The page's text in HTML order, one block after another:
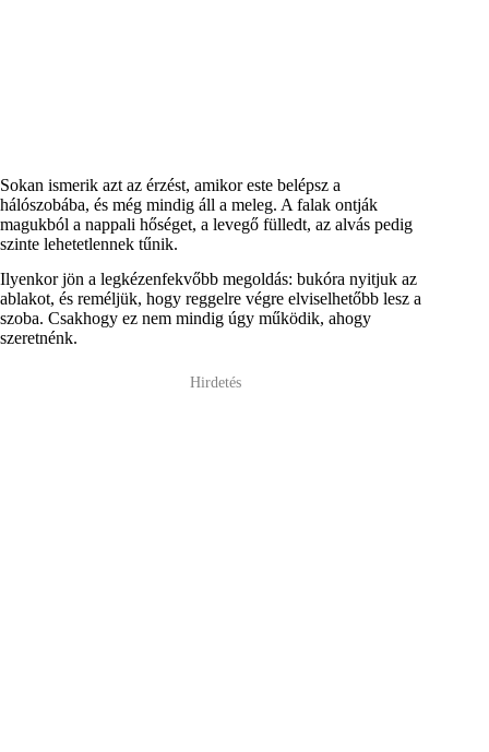
Sokan ismerik azt az érzést, amikor este belépsz a
hálószobába, és még mindig áll a meleg. A falak ontják
magukból a nappali hőséget, a levegő fülledt, az alvás pedig
szinte lehetetlennek tűnik.
Ilyenkor jön a legkézenfekvőbb megoldás: bukóra nyitjuk az
ablakot, és reméljük, hogy reggelre végre elviselhetőbb lesz a
szoba. Csakhogy ez nem mindig úgy működik, ahogy
szeretnénk.
Hirdetés